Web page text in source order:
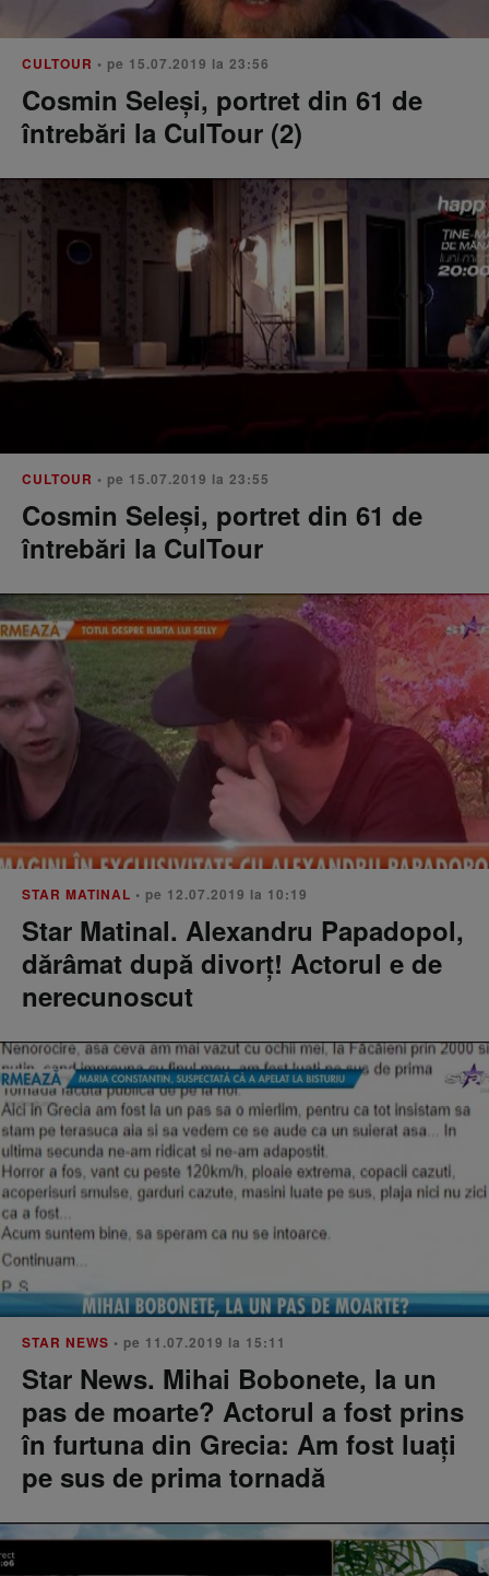
CULTOUR • pe 15.07.2019 la 23:56
Cosmin Seleși, portret din 61 de
întrebări la CulTour (2)
CULTOUR • pe 15.07.2019 la 23:55
Cosmin Seleși, portret din 61 de
întrebări la CulTour
STAR MATINAL • pe 12.07.2019 la 10:19
Star Matinal. Alexandru Papadopol,
dărâmat după divorţ! Actorul e de
nerecunoscut
STAR NEWS • pe 11.07.2019 la 15:11
Star News. Mihai Bobonete, la un
pas de moarte? Actorul a fost prins
în furtuna din Grecia: Am fost luați
pe sus de prima tornadă